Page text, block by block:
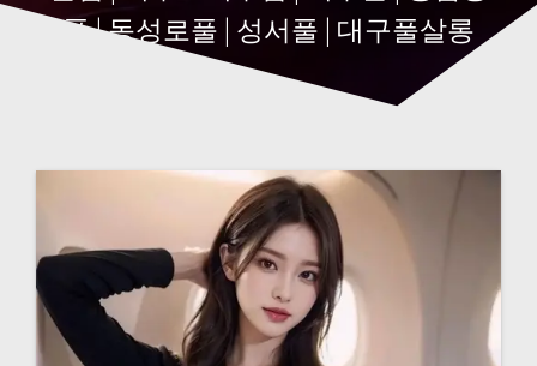
풀 | 동성로풀 | 성서풀 | 대구풀살롱